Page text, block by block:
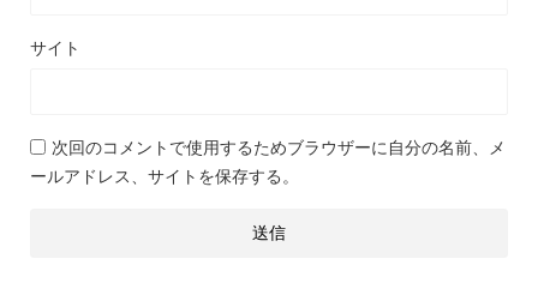
サイト
次回のコメントで使用するためブラウザーに自分の名前、メ
ールアドレス、サイトを保存する。